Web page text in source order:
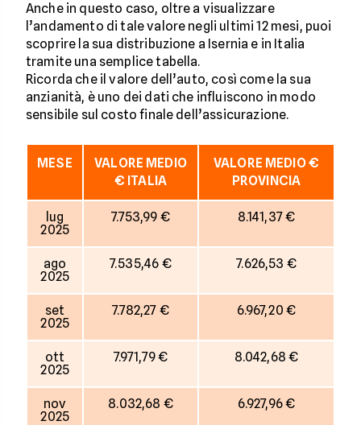
Anche in questo caso, oltre a visualizzare
l’andamento di tale valore negli ultimi 12 mesi, puoi
scoprire la sua distribuzione a Isernia e in Italia
tramite una semplice tabella.
Ricorda che il valore dell’auto, così come la sua
anzianità, è uno dei dati che influiscono in modo
sensibile sul costo finale dell’assicurazione.
MESE
VALORE MEDIO
€ ITALIA
VALORE MEDIO €
PROVINCIA
lug
2025
7.753,99 € 8.141,37 €
ago
2025
7.535,46 € 7.626,53 €
set
2025
7.782,27 € 6.967,20 €
ott
2025
7.971,79 € 8.042,68 €
nov
2025
8.032,68 € 6.927,96 €